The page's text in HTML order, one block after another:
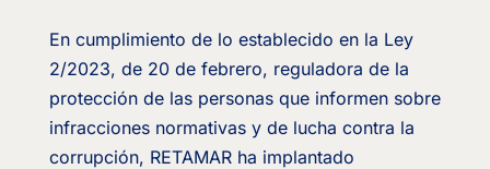
En cumplimiento de lo establecido en la Ley
2/2023, de 20 de febrero, reguladora de la
protección de las personas que informen sobre
infracciones normativas y de lucha contra la
corrupción, RETAMAR ha implantado